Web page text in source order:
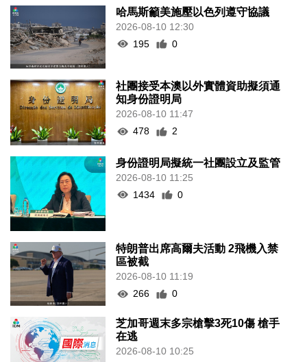
哈馬斯籲美施壓以色列遵守協議
2026-08-10 12:30
195
0
社團接受本澳以外實體資助擬須通
知身份證明局
2026-08-10 11:47
478
2
身份證明局擬統一社團設立及監管
2026-08-10 11:25
1434
0
特朗普出席高爾夫活動 2飛機入禁
區被截
2026-08-10 11:19
266
0
芝加哥週末多宗槍擊3死10傷 槍手
在逃
2026-08-10 10:25